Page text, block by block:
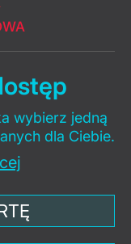
wybierz jedną
dla Ciebie.